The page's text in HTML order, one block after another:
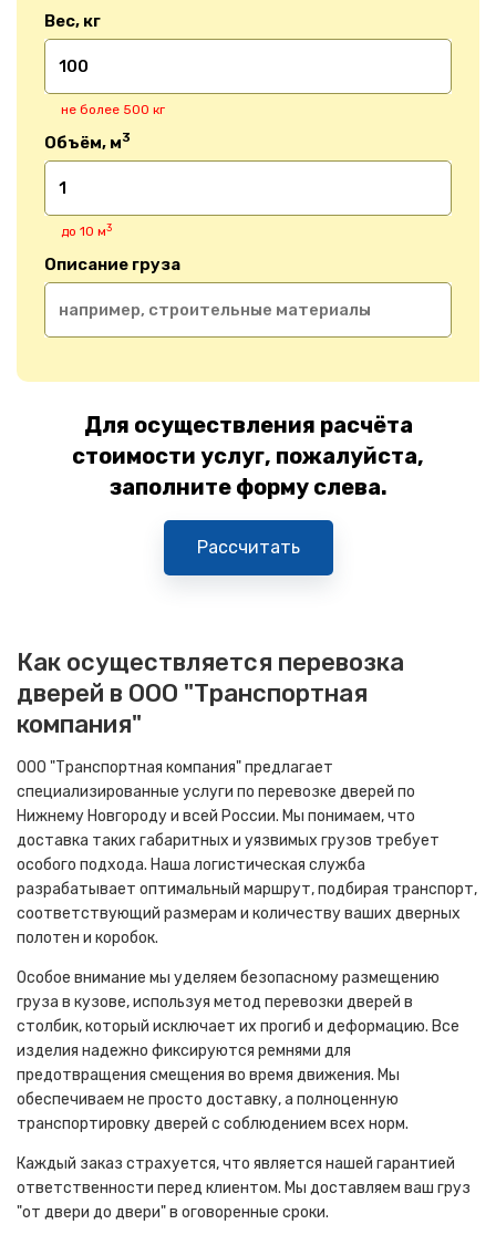
Вес, кг
не более 500 кг
Объём, м3
до 10 м3
Описание груза
Для осуществления расчёта
стоимости услуг, пожалуйста,
заполните форму слева.
Рассчитать
Как осуществляется перевозка
дверей в ООО "Транспортная
компания"
ООО "Транспортная компания" предлагает
специализированные услуги по перевозке дверей по
Нижнему Новгороду и всей России. Мы понимаем, что
доставка таких габаритных и уязвимых грузов требует
особого подхода. Наша логистическая служба
разрабатывает оптимальный маршрут, подбирая транспорт,
соответствующий размерам и количеству ваших дверных
полотен и коробок.
Особое внимание мы уделяем безопасному размещению
груза в кузове, используя метод перевозки дверей в
столбик, который исключает их прогиб и деформацию. Все
изделия надежно фиксируются ремнями для
предотвращения смещения во время движения. Мы
обеспечиваем не просто доставку, а полноценную
транспортировку дверей с соблюдением всех норм.
Каждый заказ страхуется, что является нашей гарантией
ответственности перед клиентом. Мы доставляем ваш груз
"от двери до двери" в оговоренные сроки.